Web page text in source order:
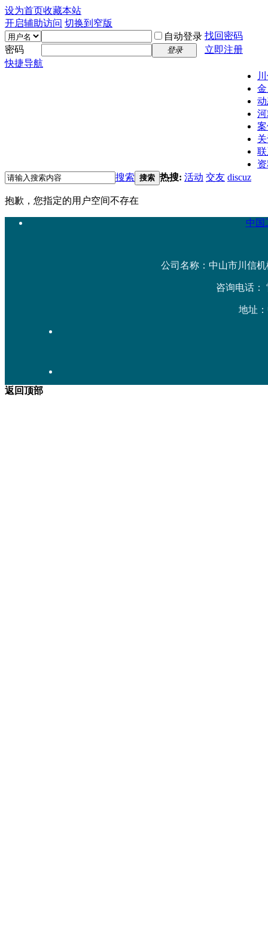
设为首页收藏本站
开启辅助访问 切换到窄版
自动登录 找回密码
密码
登录
立即注册
快捷导航
搜索 搜索 热搜: 活动 交友 discuz
抱歉，您指定的用户空间不存在
中国
公司名称：中山市川信机
咨询电话：
地址
返回顶部